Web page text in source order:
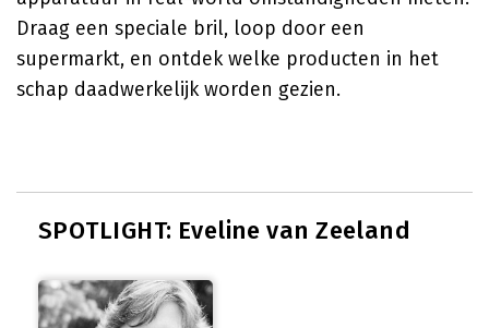
Draag een speciale bril, loop door een
supermarkt, en ontdek welke producten in het
schap daadwerkelijk worden gezien.
SPOTLIGHT: Eveline van Zeeland